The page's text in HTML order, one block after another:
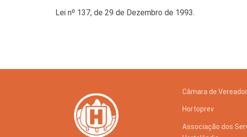
Lei nº 137, de 29 de Dezembro de 1993.
Câmara de
Hortoprev
Associação dos